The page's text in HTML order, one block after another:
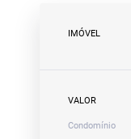
IMÓVEL
VALOR
Condomínio